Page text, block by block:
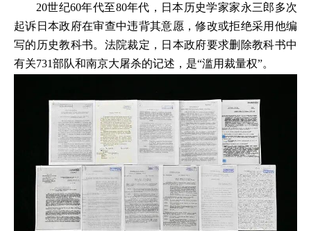
20世纪60年代至80年代，日本历史学家家永三郎多次
起诉日本政府在审查中违背其意愿，修改或拒绝采用他编
写的历史教科书。法院裁定，日本政府要求删除教科书中
有关731部队和南京大屠杀的记述，是“滥用裁量权”。